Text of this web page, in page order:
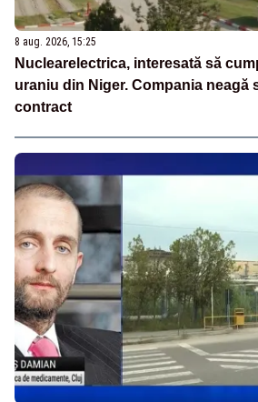
8 aug. 2026, 15:25
Nuclearelectrica, interesată să
uraniu din Niger. Compania neagă
contract